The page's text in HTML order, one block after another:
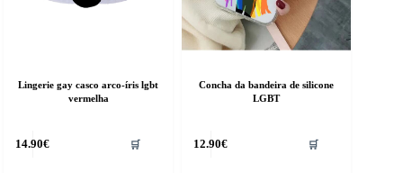
Lingerie gay casco arco-íris lgbt
vermelha
14.90€ 🛒
Concha da bandeira de silicone
LGBT
12.90€ 🛒